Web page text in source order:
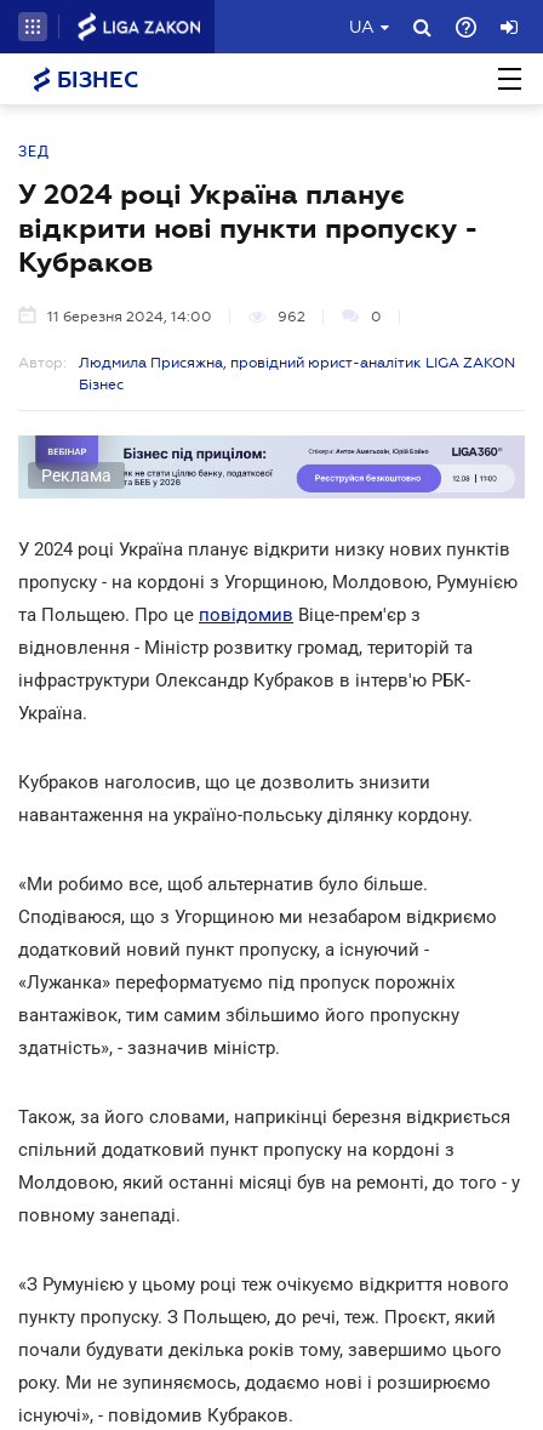
UA
БІЗНЕС
ЗЕД
У 2024 році Україна планує
відкрити нові пункти пропуску -
Кубраков
11 березня 2024, 14:00 962 0
Автор:
Людмила Присяжна, провідний юрист-аналітик LIGA ZAKON
Бізнес
Реклама
У 2024 році Україна планує відкрити низку нових пунктів
пропуску - на кордоні з Угорщиною, Молдовою, Румунією
та Польщею. Про це повідомив Віце-прем'єр з
відновлення - Міністр розвитку громад, територій та
інфраструктури Олександр Кубраков в інтерв'ю РБК-
Україна.
Кубраков наголосив, що це дозволить знизити
навантаження на україно-польську ділянку кордону.
«Ми робимо все, щоб альтернатив було більше.
Сподіваюся, що з Угорщиною ми незабаром відкриємо
додатковий новий пункт пропуску, а існуючий -
«Лужанка» переформатуємо під пропуск порожніх
вантажівок, тим самим збільшимо його пропускну
здатність», - зазначив міністр.
Також, за його словами, наприкінці березня відкриється
спільний додатковий пункт пропуску на кордоні з
Молдовою, який останні місяці був на ремонті, до того - у
повному занепаді.
«З Румунією у цьому році теж очікуємо відкриття нового
пункту пропуску. З Польщею, до речі, теж. Проєкт, який
почали будувати декілька років тому, завершимо цього
року. Ми не зупиняємось, додаємо нові і розширюємо
існуючі», - повідомив Кубраков.